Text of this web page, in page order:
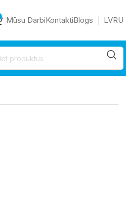
Mūsu DarbiKontaktiBlogs LVRU